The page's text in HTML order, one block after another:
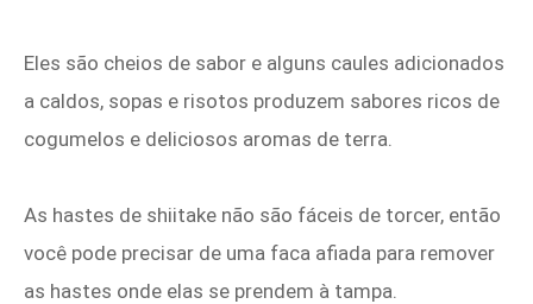
Eles são cheios de sabor e alguns caules adicionados
a caldos, sopas e risotos produzem sabores ricos de
cogumelos e deliciosos aromas de terra.
As hastes de shiitake não são fáceis de torcer, então
você pode precisar de uma faca afiada para remover
as hastes onde elas se prendem à tampa.